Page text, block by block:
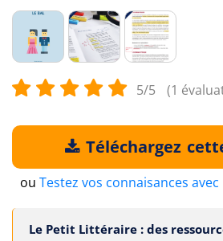
5/5 (1
Téléchargez
ou Testez vos connaisances
Le Petit Littéraire : des